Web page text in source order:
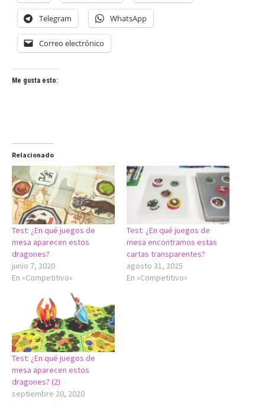
Telegram WhatsApp
Correo electrónico
Me gusta esto:
Relacionado
Test: ¿En qué juegos de
mesa aparecen estos
dragones?
junio 7, 2020
En «Competitivo»
Test: ¿En qué juegos de
mesa encontramos estas
cartas transparentes?
agosto 31, 2025
En «Competitivo»
Test: ¿En qué juegos de
mesa aparecen estos
dragones? (2)
septiembre 20, 2020